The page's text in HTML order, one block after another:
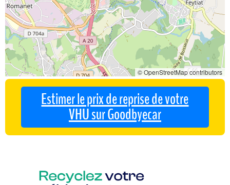
© OpenStreetMap contributors
Estimer le prix de reprise de votre
VHU sur Goodbyecar